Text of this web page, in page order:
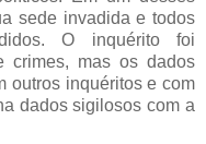
sede invadida e todos
O inquérito foi
crimes, mas os dados
outros inquéritos e com
dados sigilosos com a